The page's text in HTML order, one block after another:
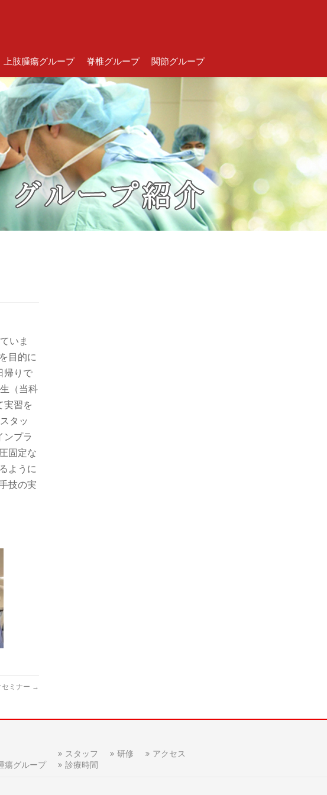
上肢腫瘍グループ 脊椎グループ 関節グループ
いま
目的に
帰りで
（当科
実習を
タッ
ンプラ
固定な
ように
技の実
ミナー →
瘍グループ
スタッフ 研修
アクセス
診療時間